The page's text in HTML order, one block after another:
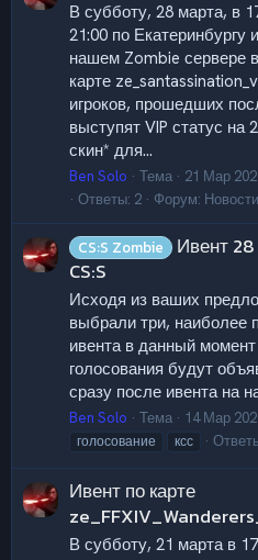
В субботу, 28 марта, в
21:00 по Екатеринбургу
нашем Zombie сервере
карте
игроков, прошедших
выступят VIP статус
скин* для...
Ben Solo Тема 21 Мар
Ответы: 2 Форум: Новости
CS:S Zombie
Ивент
CS:S
Исходя из ваших
выбрали три, наиболее
ивента в данный
голосования будут
сразу после ивента на
Ben Solo Тема 14 Мар
голосование
ксс
Ивент по карте
В субботу, 21 марта в